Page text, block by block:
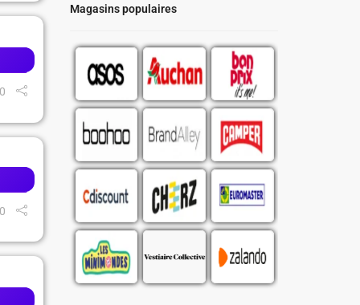
Magasins populaires